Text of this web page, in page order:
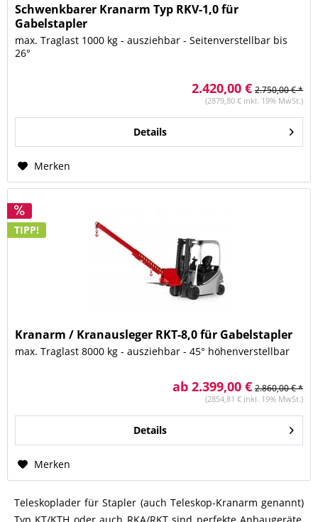
Schwenkbarer Kranarm Typ RKV-1,0 für
Gabelstapler
max. Traglast 1000 kg - ausziehbar - Seitenverstellbar bis
26°
2.420,00 € 2.750,00 € *
(2879,80 € inkl. 19% MwSt.)
Details
Merken
TIPP!
Kranarm / Kranausleger RKT-8,0 für Gabelstapler
max. Traglast 8000 kg - ausziehbar - 45° höhenverstellbar
ab 2.399,00 € 2.860,00 € *
(2854,81 € inkl. 19% MwSt.)
Details
Merken
Teleskoplader für Stapler (auch Teleskop-Kranarm genannt)